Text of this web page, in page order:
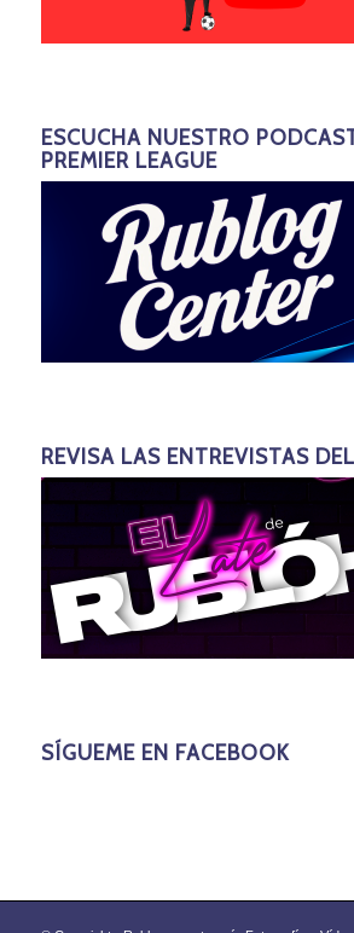
ESCUCHA NUESTRO
PREMIER LEAGUE
REVISA LAS ENTREVISTAS
SÍGUEME EN FACEBOOK